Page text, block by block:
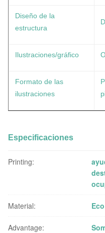
Diseño de la
estructura
Ilustraciones/gráfico
Formato de las
ilustraciones
Especificaciones
Printing:
Material:
Advantage: